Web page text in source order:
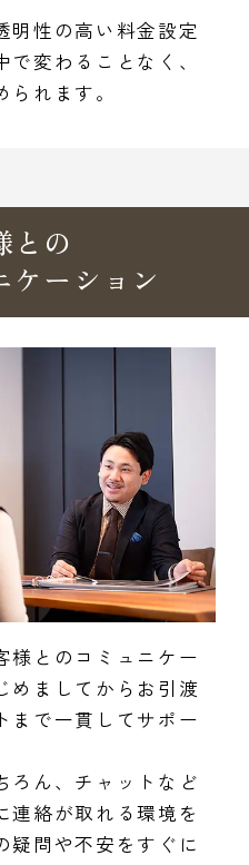
明性の高い料金設定
変わることなく、
れます。
との
ケーション
様とのコミュニケー
めましてからお引渡
まで一貫してサポー
ろん、チャットなど
連絡が取れる環境を
疑問や不安をすぐに